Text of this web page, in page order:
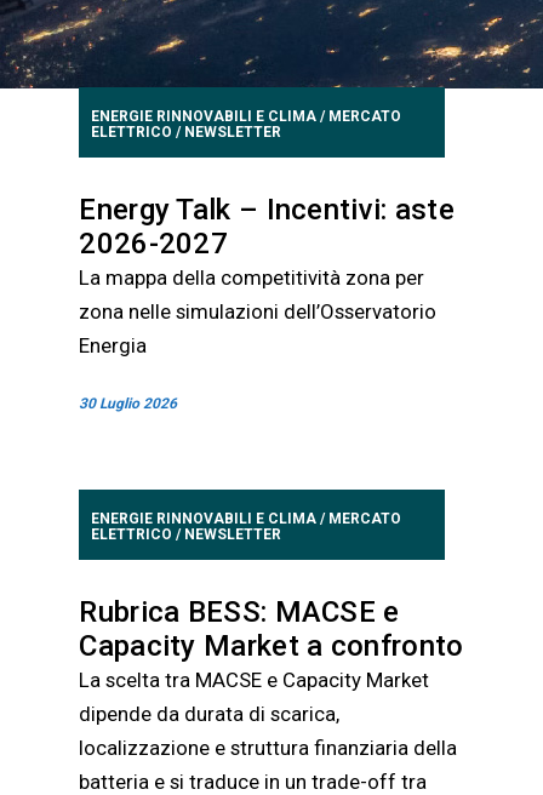
ENERGIE RINNOVABILI E CLIMA / MERCATO
ELETTRICO / NEWSLETTER
Energy Talk – Incentivi: aste
2026-2027
La mappa della competitività zona per
zona nelle simulazioni dell’Osservatorio
Energia
30 Luglio 2026
ENERGIE RINNOVABILI E CLIMA / MERCATO
ELETTRICO / NEWSLETTER
Rubrica BESS: MACSE e
Capacity Market a confronto
La scelta tra MACSE e Capacity Market
dipende da durata di scarica,
localizzazione e struttura finanziaria della
batteria e si traduce in un trade-off tra